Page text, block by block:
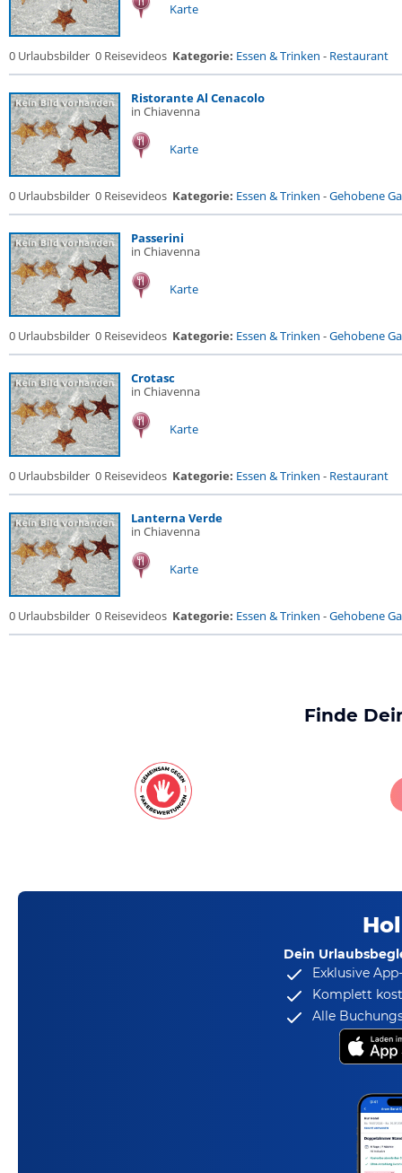
Karte
0 Urlaubsbilder 0 Reisevideos Kategorie: Essen & Trinken - Restaurant
Ristorante Al Cenacolo
in Chiavenna
Karte
0 Urlaubsbilder 0 Reisevideos Kategorie: Essen & Trinken -Gehobene
Passerini
in Chiavenna
Karte
0 Urlaubsbilder 0 Reisevideos Kategorie: Essen & Trinken -Gehobene
Crotasc
in Chiavenna
Karte
0 Urlaubsbilder 0 Reisevideos Kategorie: Essen & Trinken - Restaurant
Lanterna Verde
in Chiavenna
Karte
0 Urlaubsbilder 0 Reisevideos Kategorie: Essen & Trinken -Gehobene
Finde
Dein
Exklusive
Komplett
Alle